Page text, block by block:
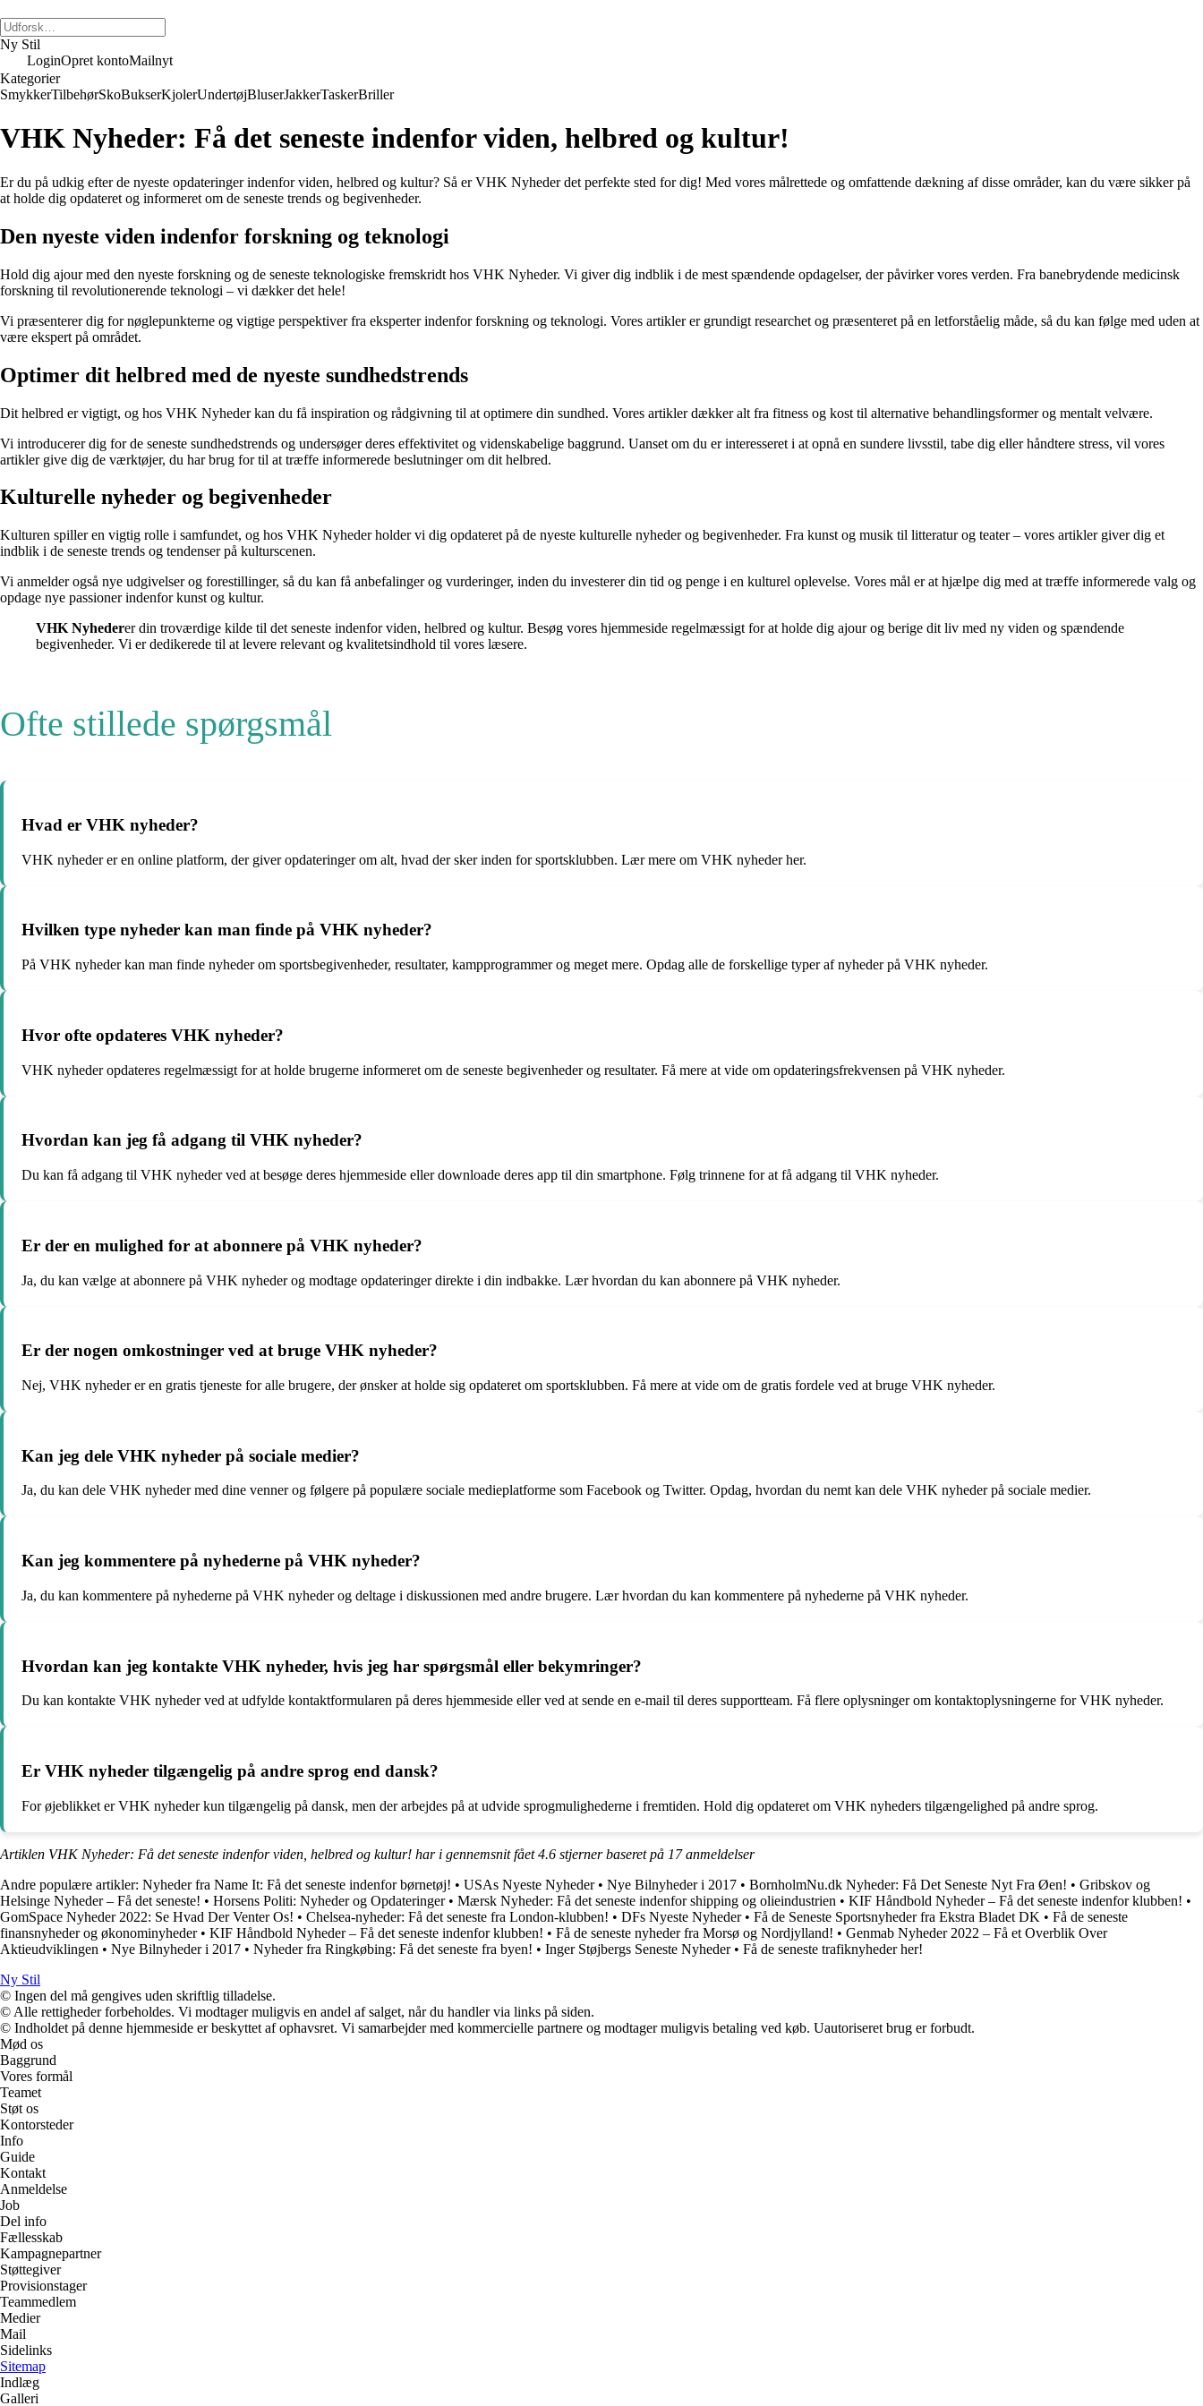
Ny Stil
LoginOpret kontoMailnyt
Kategorier
SmykkerTilbehørSkoBukserKjolerUndertøjBluserJakkerTaskerBriller
VHK Nyheder: Få det seneste indenfor viden, helbred og kultur!
Er du på udkig efter de nyeste opdateringer indenfor viden, helbred og kultur? Så er VHK Nyheder det perfekte sted for dig! Med vores målrettede og omfattende dækning af disse områder, kan du være sikker på
at holde dig opdateret og informeret om de seneste trends og begivenheder.
Den nyeste viden indenfor forskning og teknologi
Hold dig ajour med den nyeste forskning og de seneste teknologiske fremskridt hos VHK Nyheder. Vi giver dig indblik i de mest spændende opdagelser, der påvirker vores verden. Fra banebrydende medicinsk
forskning til revolutionerende teknologi – vi dækker det hele!
Vi præsenterer dig for nøglepunkterne og vigtige perspektiver fra eksperter indenfor forskning og teknologi. Vores artikler er grundigt researchet og præsenteret på en letforståelig måde, så du kan følge med uden at
være ekspert på området.
Optimer dit helbred med de nyeste sundhedstrends
Dit helbred er vigtigt, og hos VHK Nyheder kan du få inspiration og rådgivning til at optimere din sundhed. Vores artikler dækker alt fra fitness og kost til alternative behandlingsformer og mentalt velvære.
Vi introducerer dig for de seneste sundhedstrends og undersøger deres effektivitet og videnskabelige baggrund. Uanset om du er interesseret i at opnå en sundere livsstil, tabe dig eller håndtere stress, vil vores
artikler give dig de værktøjer, du har brug for til at træffe informerede beslutninger om dit helbred.
Kulturelle nyheder og begivenheder
Kulturen spiller en vigtig rolle i samfundet, og hos VHK Nyheder holder vi dig opdateret på de nyeste kulturelle nyheder og begivenheder. Fra kunst og musik til litteratur og teater – vores artikler giver dig et
indblik i de seneste trends og tendenser på kulturscenen.
Vi anmelder også nye udgivelser og forestillinger, så du kan få anbefalinger og vurderinger, inden du investerer din tid og penge i en kulturel oplevelse. Vores mål er at hjælpe dig med at træffe informerede valg og
opdage nye passioner indenfor kunst og kultur.
VHK Nyhederer din troværdige kilde til det seneste indenfor viden, helbred og kultur. Besøg vores hjemmeside regelmæssigt for at holde dig ajour og berige dit liv med ny viden og spændende
begivenheder. Vi er dedikerede til at levere relevant og kvalitetsindhold til vores læsere.
Ofte stillede spørgsmål
Hvad er VHK nyheder?
VHK nyheder er en online platform, der giver opdateringer om alt, hvad der sker inden for sportsklubben. Lær mere om VHK nyheder her.
Hvilken type nyheder kan man finde på VHK nyheder?
På VHK nyheder kan man finde nyheder om sportsbegivenheder, resultater, kampprogrammer og meget mere. Opdag alle de forskellige typer af nyheder på VHK nyheder.
Hvor ofte opdateres VHK nyheder?
VHK nyheder opdateres regelmæssigt for at holde brugerne informeret om de seneste begivenheder og resultater. Få mere at vide om opdateringsfrekvensen på VHK nyheder.
Hvordan kan jeg få adgang til VHK nyheder?
Du kan få adgang til VHK nyheder ved at besøge deres hjemmeside eller downloade deres app til din smartphone. Følg trinnene for at få adgang til VHK nyheder.
Er der en mulighed for at abonnere på VHK nyheder?
Ja, du kan vælge at abonnere på VHK nyheder og modtage opdateringer direkte i din indbakke. Lær hvordan du kan abonnere på VHK nyheder.
Er der nogen omkostninger ved at bruge VHK nyheder?
Nej, VHK nyheder er en gratis tjeneste for alle brugere, der ønsker at holde sig opdateret om sportsklubben. Få mere at vide om de gratis fordele ved at bruge VHK nyheder.
Kan jeg dele VHK nyheder på sociale medier?
Ja, du kan dele VHK nyheder med dine venner og følgere på populære sociale medieplatforme som Facebook og Twitter. Opdag, hvordan du nemt kan dele VHK nyheder på sociale medier.
Kan jeg kommentere på nyhederne på VHK nyheder?
Ja, du kan kommentere på nyhederne på VHK nyheder og deltage i diskussionen med andre brugere. Lær hvordan du kan kommentere på nyhederne på VHK nyheder.
Hvordan kan jeg kontakte VHK nyheder, hvis jeg har spørgsmål eller bekymringer?
Du kan kontakte VHK nyheder ved at udfylde kontaktformularen på deres hjemmeside eller ved at sende en e-mail til deres supportteam. Få flere oplysninger om kontaktoplysningerne for VHK nyheder.
Er VHK nyheder tilgængelig på andre sprog end dansk?
For øjeblikket er VHK nyheder kun tilgængelig på dansk, men der arbejdes på at udvide sprogmulighederne i fremtiden. Hold dig opdateret om VHK nyheders tilgængelighed på andre sprog.
Artiklen VHK Nyheder: Få det seneste indenfor viden, helbred og kultur! har i gennemsnit fået4.6 stjerner baseret på 17anmeldelser
Andre populære artikler: Nyheder fra Name It: Få det seneste indenfor børnetøj! • USAs Nyeste Nyheder• Nye Bilnyheder i 2017 • BornholmNu.dk Nyheder: Få Det Seneste Nyt Fra Øen! • Gribskov og
Helsinge Nyheder – Få det seneste! • Horsens Politi: Nyheder og Opdateringer• Mærsk Nyheder: Få det seneste indenfor shipping og olieindustrien • KIF Håndbold Nyheder – Få det seneste indenfor klubben! •
GomSpace Nyheder 2022: Se Hvad Der Venter Os! • Chelsea-nyheder: Få det seneste fra London-klubben! • DFs Nyeste Nyheder• Få de Seneste Sportsnyheder fra Ekstra Bladet DK • Få de seneste
finansnyheder og økonominyheder• KIF Håndbold Nyheder – Få det seneste indenfor klubben! • Få de seneste nyheder fra Morsø og Nordjylland! • Genmab Nyheder 2022 – Få et Overblik Over
Aktieudviklingen • Nye Bilnyheder i 2017 • Nyheder fra Ringkøbing: Få det seneste fra byen! • Inger Støjbergs Seneste Nyheder• Få de seneste trafiknyheder her!
Ny Stil
© Ingen del må gengives uden skriftlig tilladelse.
© Alle rettigheder forbeholdes. Vi modtager muligvis en andel af salget, når du handler via links på siden.
© Indholdet på denne hjemmeside er beskyttet af ophavsret. Vi samarbejder med kommercielle partnere og modtager muligvis betaling ved køb. Uautoriseret brug er forbudt.
Mød os
Baggrund
Vores formål
Teamet
Støt os
Kontorsteder
Info
Guide
Kontakt
Anmeldelse
Job
Del info
Fællesskab
Kampagnepartner
Støttegiver
Provisionstager
Teammedlem
Medier
Mail
Sidelinks
Sitemap
Indlæg
Galleri